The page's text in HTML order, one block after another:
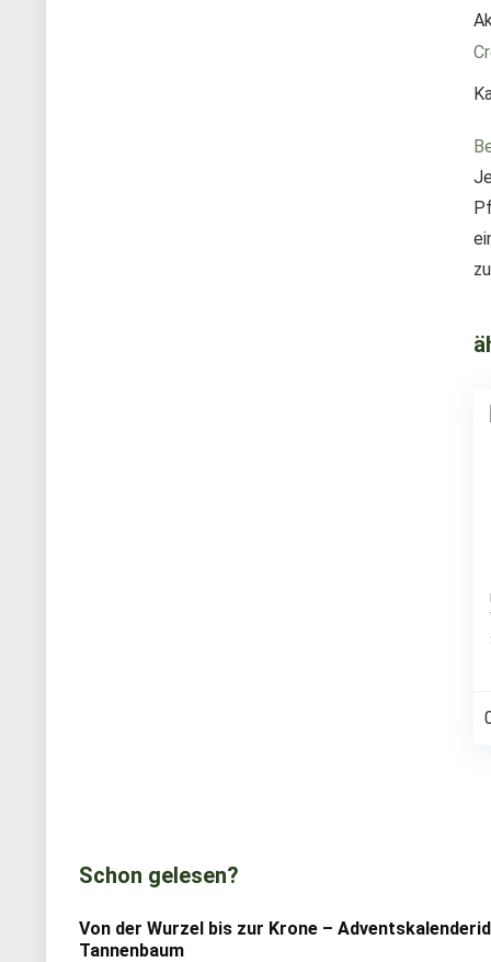
Schon gelesen?
Von der Wurzel bis zur Krone –
Tannenbaum